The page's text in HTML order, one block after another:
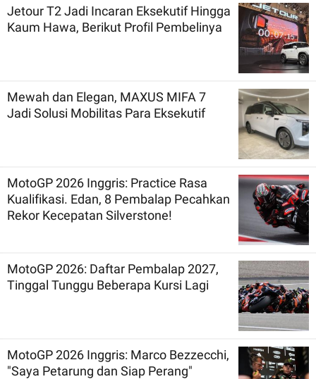
Jetour T2 Jadi Incaran Eksekutif Hingga
Kaum Hawa, Berikut Profil Pembelinya
Mewah dan Elegan, MAXUS MIFA 7
Jadi Solusi Mobilitas Para Eksekutif
MotoGP 2026 Inggris: Practice Rasa
Kualifikasi. Edan, 8 Pembalap Pecahkan
Rekor Kecepatan Silverstone!
MotoGP 2026: Daftar Pembalap 2027,
Tinggal Tunggu Beberapa Kursi Lagi
MotoGP 2026 Inggris: Marco Bezzecchi,
"Saya Petarung dan Siap Perang"